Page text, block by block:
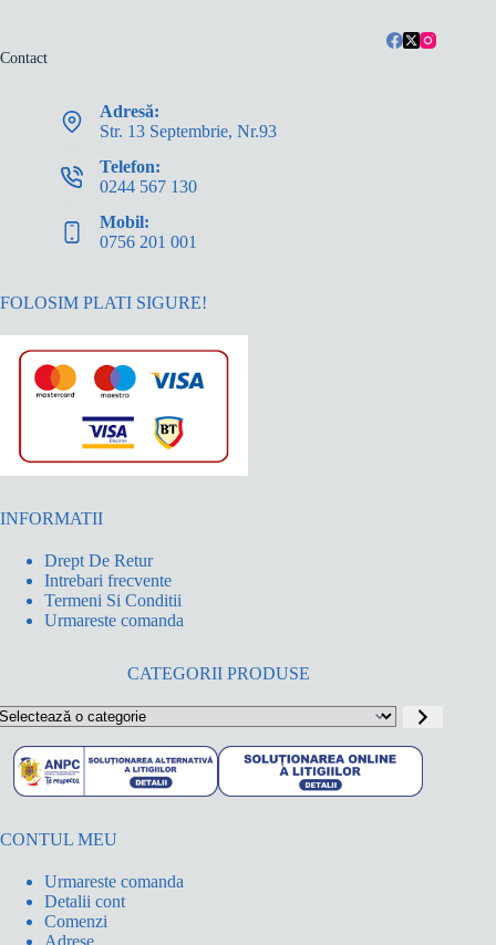
Contact
Adresă:
Str. 13 Septembrie, Nr.93
Telefon:
0244 567 130
Mobil:
0756 201 001
FOLOSIM PLATI SIGURE!
INFORMATII
Drept De Retur
Intrebari frecvente
Termeni Si Conditii
Urmareste comanda
CATEGORII PRODUSE
CONTUL MEU
Urmareste comanda
Detalii cont
Comenzi
Adrese